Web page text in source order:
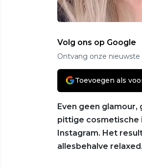
Volg ons op Google
Ontvang onze nieuwste
Toevoegen als
Even geen
pittige cosmetische
Instagram. Het
allesbehalve relaxed.